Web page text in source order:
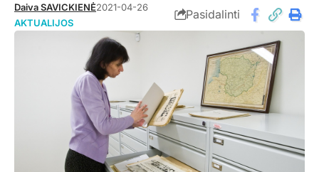
Daiva SAVICKIENĖ2021-04-26
AKTUALIJOS
Pasidalinti